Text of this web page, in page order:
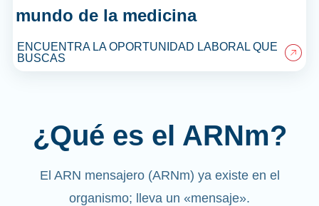
mundo de la medicina
ENCUENTRA LA OPORTUNIDAD LABORAL QUE
BUSCAS
¿Qué es el ARNm?
El ARN mensajero (ARNm) ya existe en el
organismo; lleva un «mensaje».